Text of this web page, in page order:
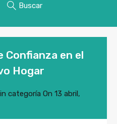
Buscar
Confianza en el
Hogar
categoría On 13 abril,